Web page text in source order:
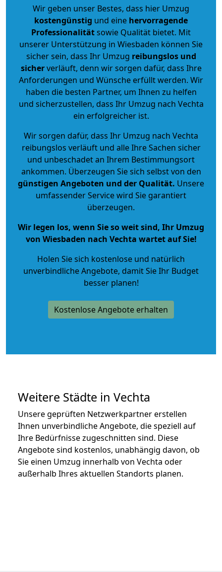
Wir geben unser Bestes, dass hier Umzug
kostengünstig und eine hervorragende
Professionalitätsowie Qualität bietet. Mit
unserer Unterstützung in Wiesbaden können Sie
sicher sein, dass Ihr Umzug reibungslos und
sicherverläuft, denn wir sorgen dafür, dass Ihre
Anforderungen und Wünsche erfüllt werden. Wir
haben die besten Partner, um Ihnen zu helfen
und sicherzustellen, dass Ihr Umzug nach Vechta
ein erfolgreicher ist.
Wir sorgen dafür, dass Ihr Umzug nach Vechta
reibungslos verläuft und alle Ihre Sachen sicher
und unbeschadet an Ihrem Bestimmungsort
ankommen. Überzeugen Sie sich selbst von den
günstigen Angeboten und der Qualität. Unsere
umfassender Service wird Sie garantiert
überzeugen.
Wir legen los, wenn Sie so weit sind, Ihr Umzug
von Wiesbaden nach Vechta wartet auf Sie!
Holen Sie sich kostenlose und natürlich
unverbindliche Angebote, damit Sie Ihr Budget
besser planen!
Kostenlose Angebote erhalten
Weitere Städte in Vechta
Unsere geprüften Netzwerkpartner erstellen
Ihnen unverbindliche Angebote, die speziell auf
Ihre Bedürfnisse zugeschnitten sind. Diese
Angebote sind kostenlos, unabhängig davon, ob
Sie einen Umzug innerhalb von Vechta oder
außerhalb Ihres aktuellen Standorts planen.